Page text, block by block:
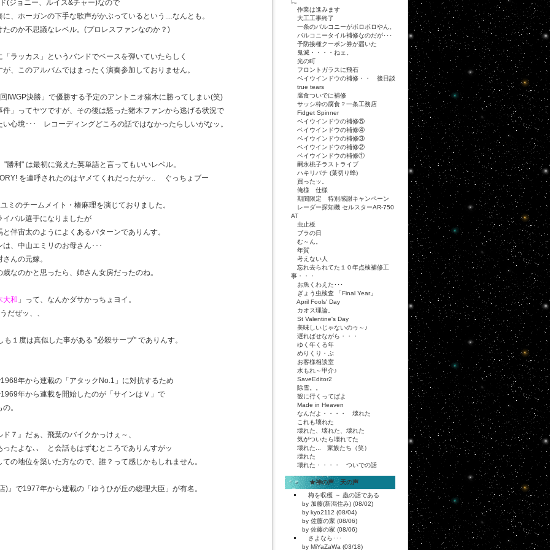
(ジョニー、ルイス&チャー)なので
、ホーガンの下手な歌声がかぶっているという....なんとも。
のか不思議なレベル。(プロレスファンなのか？)
ラッカス」というバンドでベースを弾いていたらしく
、このアルバムではまったく演奏参加しておりません。
IWGP決勝」で優勝する予定のアントニオ猪木に勝ってしまい(笑)
」ってヤツですが、その後は怒った猪木ファンから逃げる状況で
心境･･･ レコーディングどころの話ではなかったらしいがなッ。
勝利" は最初に覚えた英単語と言ってもいいレベル。
を連呼されたのはヤメてくれだったがッ.. ぐっちょブー
ミのチームメイト・椿麻理を演じておりました。
バル選手になりましたが
伴宙太のようによくあるパターンでありんす。
、中山エミリのお母さん･･･
んの元嫁。
なのかと思ったら、姉さん女房だったのね。
大和 」って、なんかダサかっちょヨイ。
だぜッ、、
１度は真似した事がある "必殺サーブ" でありんす。
年から連載の「アタックNo.1」に対抗するため
年から連載を開始したのが「サインはＶ」で
。
７』だぁ、飛葉のバイクかっけぇ～、
ったよな､､ と会話もはずむところでありんすがッ
の地位を築いた方なので、誰？って感じかもしれません。
)』で1977年から連載の「ゆうひが丘の総理大臣」が有名。
作業は進みます
大工工事終了
一条のバルコニーがボロボロやん。
バルコニータイル補修なのだが･･･
予防接種クーポン券が届いた
鬼滅・・・・ねェ。
光の町
フロントガラスに飛石
ベイウインドウの補修・・ 後日談
true tears
腐食ついでに補修
サッシ枠の腐食？一条工務店
Fidget Spinner
ベイウインドウの補修⑤
ベイウインドウの補修④
ベイウインドウの補修③
ベイウインドウの補修②
ベイウインドウの補修①
嗣永桃子ラストライブ
ハキリバチ (葉切り蜂)
買ったッ。
俺様 仕様
期間限定 特別感謝キャンペーン
レーダー探知機 セルスターAR-750
AT
虫止板
ブラの日
む～ん。
年賀
考えない人
忘れ去られてた１０年点検補修工
事・・・
お魚くわえた･･･
ぎょう虫検査 「Final Year」
April Fools' Day
カオス理論。
St Valentine's Day
美味しいじゃないのゥ～♪
遅ればせながら・・・
ゆく年くる年
めりくり・ぶ
お客様相談室
水もれ～甲介♪
SaveEditor2
除雪。。
観に行くってばよ
Made in Heaven
なんだよ・・・・ 壊れた
これも壊れた
壊れた、壊れた、壊れた
気がついたら壊れてた
壊れた... 家族たち（笑）
壊れた
壊れた・・・・ ついでの話
★神の声 天の声
梅を収穫 ～ 蟲の話である
by 加藤(新潟住み) (08/02)
by kyo2112 (08/04)
by 佐藤の家 (08/06)
by 佐藤の家 (08/06)
さよなら･･･
by MiYaZaWa (03/18)